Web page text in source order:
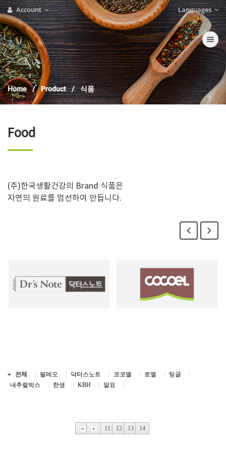
Account Languages
Toggle
Home Product 식품
Food
(주)한국생활건강의 Brand 식품은
자연의 원료를 엄선하여 만듭니다.
전체 팔레오 닥터스노트 코코엘 로엘
팅글
내추럴박스
한생 KBH 말표
11 12 13 14